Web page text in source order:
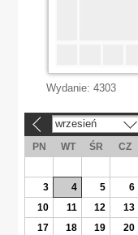
Wydanie: 4303
wrzesień
PN WT ŚR CZ
3
4 5 6
10
11 12 13
17
18 19 20